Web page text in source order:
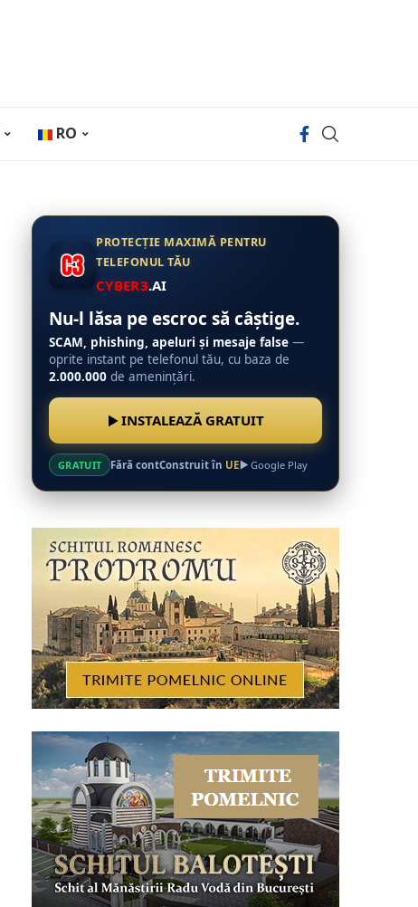
RO
PROTECȚIE MAXIMĂ PENTRU
TELEFONUL TĂU
CYBER3.AI
Nu-l lăsa pe escroc să câștige.
SCAM, phishing, apeluri și mesaje false —
oprite instant pe telefonul tău, cu baza de
2.000.000 de amenințări.
INSTALEAZĂ GRATUIT
GRATUIT Fără contConstruit în UE Google Play